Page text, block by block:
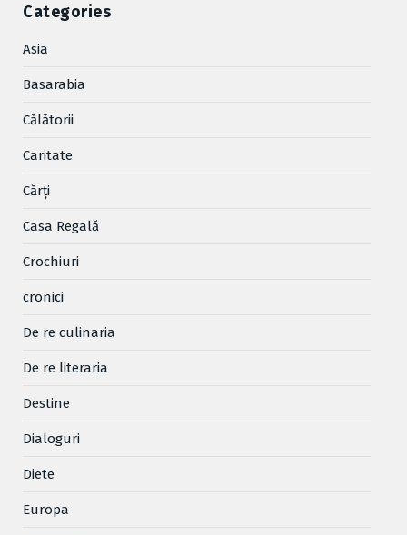
Categories
Asia
Basarabia
Cǎlǎtorii
Caritate
Cărţi
Casa Regală
Crochiuri
cronici
De re culinaria
De re literaria
Destine
Dialoguri
Diete
Europa